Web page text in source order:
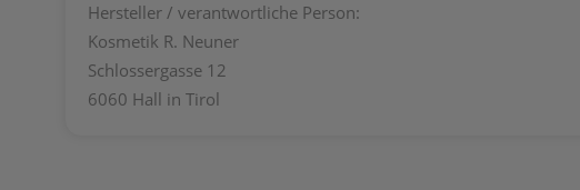
Hersteller / verantwortliche Person:
Kosmetik R. Neuner
Schlossergasse 12
6060 Hall in Tirol